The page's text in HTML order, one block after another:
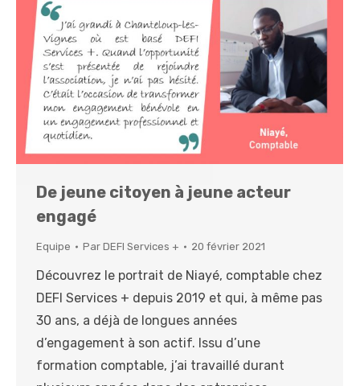
De jeune citoyen à jeune acteur
engagé
Equipe Par DEFI Services + 20 février 2021
Découvrez le portrait de Niayé, comptable chez
DEFI Services + depuis 2019 et qui, à même pas
30 ans, a déjà de longues années
d’engagement à son actif. Issu d’une
formation comptable, j’ai travaillé durant